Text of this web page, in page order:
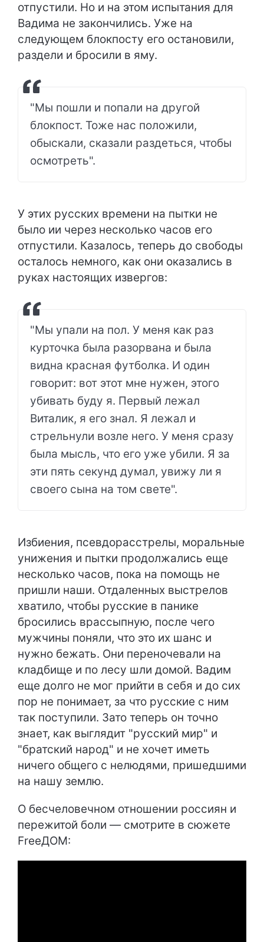
отпустили. Но и на этом испытания для
Вадима не закончились. Уже на
следующем блокпосту его остановили,
раздели и бросили в яму.
"Мы пошли и попали на другой
блокпост. Тоже нас положили,
обыскали, сказали раздеться, чтобы
осмотреть".
У этих русских времени на пытки не
было ии через несколько часов его
отпустили. Казалось, теперь до свободы
осталось немного, как они оказались в
руках настоящих извергов:
"Мы упали на пол. У меня как раз
курточка была разорвана и была
видна красная футболка. И один
говорит: вот этот мне нужен, этого
убивать буду я. Первый лежал
Виталик, я его знал. Я лежал и
стрельнули возле него. У меня сразу
была мысль, что его уже убили. Я за
эти пять секунд думал, увижу ли я
своего сына на том свете".
Избиения, псевдорасстрелы, моральные
унижения и пытки продолжались еще
несколько часов, пока на помощь не
пришли наши. Отдаленных выстрелов
хватило, чтобы русские в панике
бросились врассыпную, после чего
мужчины поняли, что это их шанс и
нужно бежать. Они переночевали на
кладбище и по лесу шли домой. Вадим
еще долго не мог прийти в себя и до сих
пор не понимает, за что русские с ним
так поступили. Зато теперь он точно
знает, как выглядит "русский мир" и
"братский народ" и не хочет иметь
ничего общего с нелюдями, пришедшими
на нашу землю.
О бесчеловечном отношении россиян и
пережитой боли — смотрите в сюжете
FreeДОМ: